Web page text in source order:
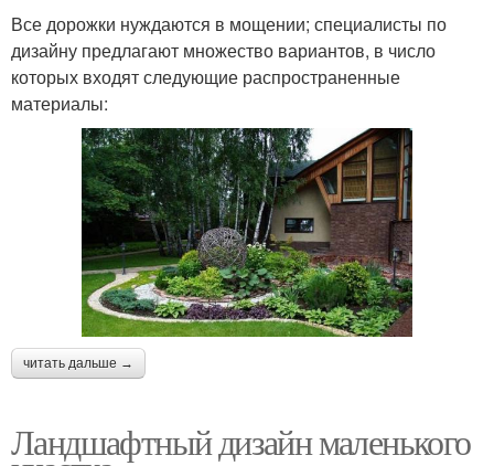
Все дорожки нуждаются в мощении; специалисты по
дизайну предлагают множество вариантов, в число
которых входят следующие распространенные
материалы:
читать дальше →
Ландшафтный дизайн маленького